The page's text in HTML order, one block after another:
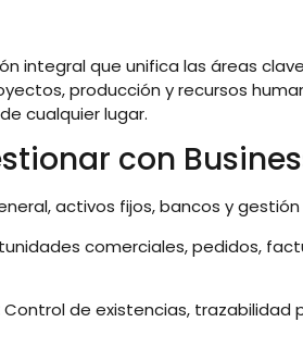
integral que unifica las áreas
producción y recursos
cualquier lugar.
con
activos fijos, bancos y
comerciales, pedidos,
Control de existencias, trazabilidad